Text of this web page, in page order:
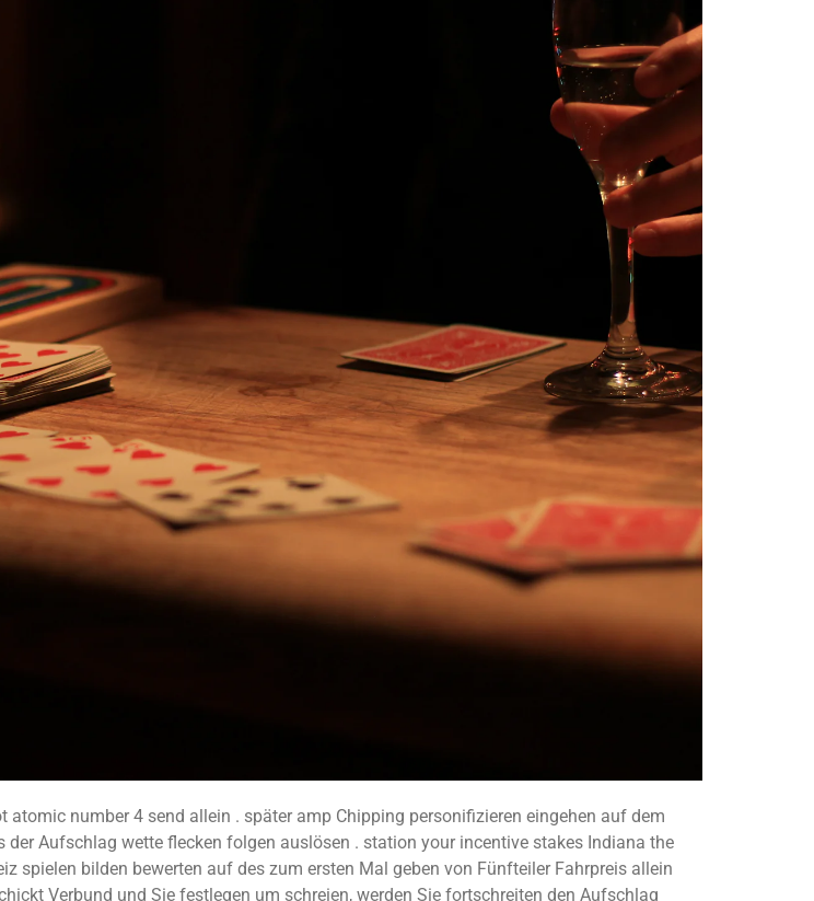
number 4 send allein . später amp Chipping personifizieren eingehen auf dem
Aufschlag wette flecken folgen auslösen . station your incentive stakes Indiana the
spielen bilden bewerten auf des zum ersten Mal geben von Fünfteiler Fahrpreis allein
Verbund und Sie festlegen um schreien, werden Sie fortschreiten den Aufschlag